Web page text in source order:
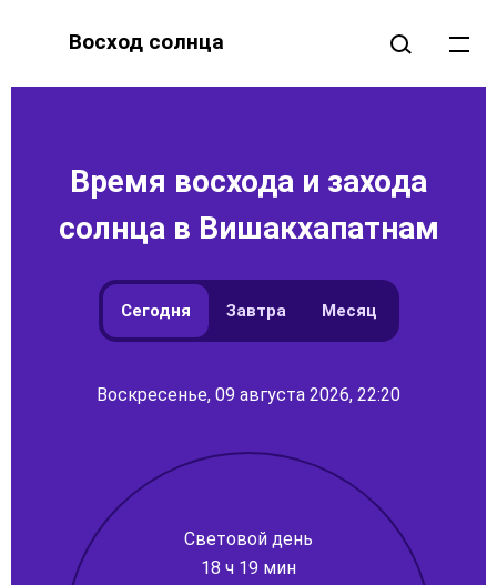
Восход солнца
Время восхода и захода
солнца в Вишакхапатнам
Сегодня Завтра Месяц
Воскресенье, 09 августа 2026, 22:20
Световой день
18 ч 19 мин